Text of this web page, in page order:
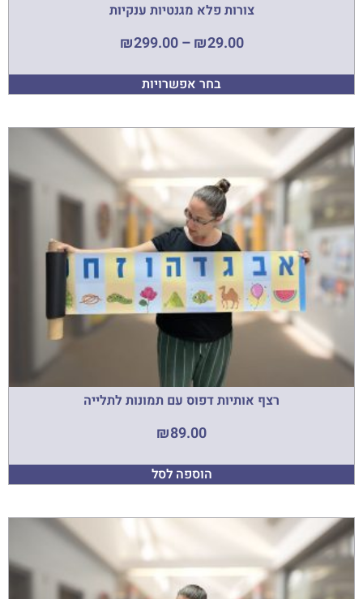
צורות פלא מגנטיות ענקיות
₪29.00
–
₪299.00
בחר אפשרויות
רצף אותיות דפוס עם תמונות לתלייה
₪89.00
הוספה לסל